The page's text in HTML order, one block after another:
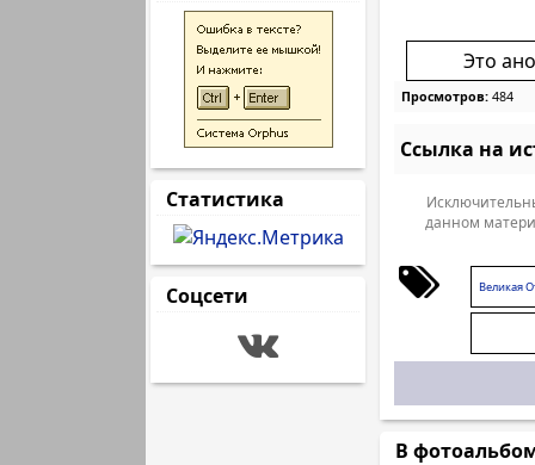
Статистика
Соцсети
Это
Просмотров: 484
Ссылка на
данном
Великая
В